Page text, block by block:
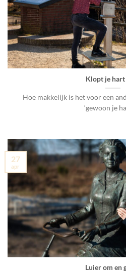
Klopt je hart
Hoe makkelijk is het voor een
‘gewoon je
Luier om en
27
apr